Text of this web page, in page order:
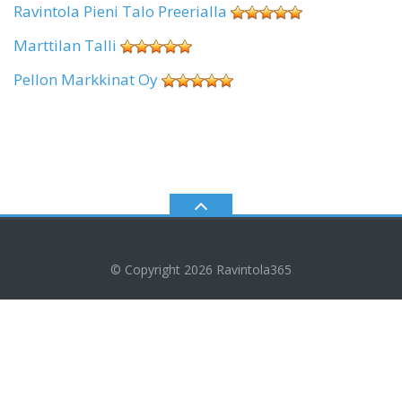
Ravintola Pieni Talo Preerialla
Marttilan Talli
Pellon Markkinat Oy
© Copyright 2026 Ravintola365